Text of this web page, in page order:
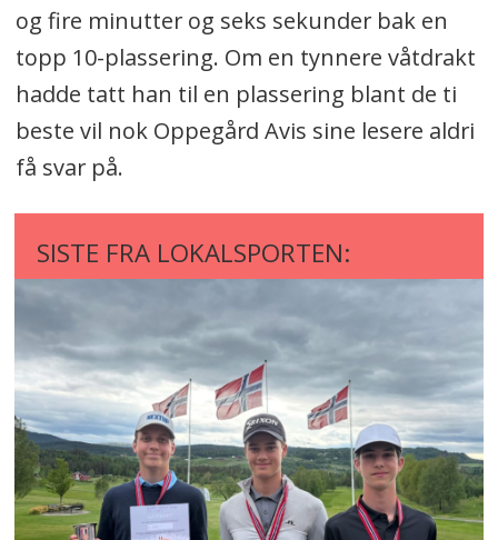
og fire minutter og seks sekunder bak en
topp 10-plassering. Om en tynnere våtdrakt
hadde tatt han til en plassering blant de ti
beste vil nok Oppegård Avis sine lesere aldri
få svar på.
SISTE FRA LOKALSPORTEN: